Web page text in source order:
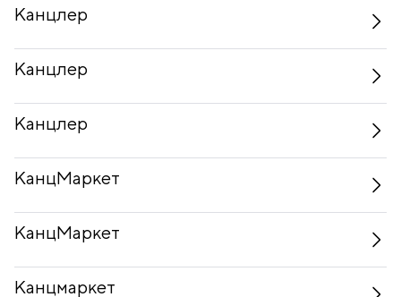
Канцлер
Канцлер
Канцлер
КанцМаркет
КанцМаркет
Канцмаркет